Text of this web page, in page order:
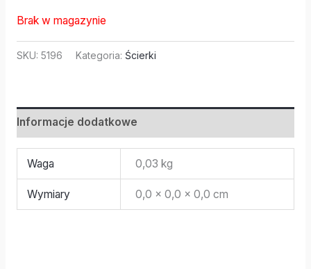
Brak w magazynie
SKU: 5196 Kategoria: Ścierki
Informacje dodatkowe
Waga 0,03 kg
Wymiary 0,0 × 0,0 × 0,0 cm